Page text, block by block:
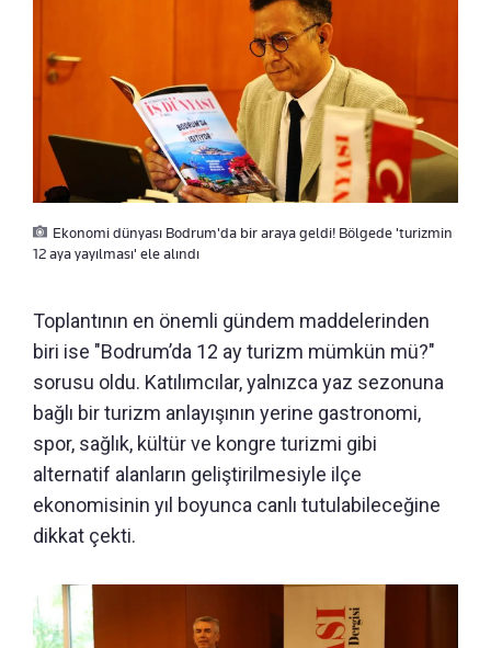
Ekonomi dünyası Bodrum'da bir araya geldi! Bölgede 'turizmin
12 aya yayılması' ele alındı
Toplantının en önemli gündem maddelerinden
biri ise "Bodrum’da 12 ay turizm mümkün mü?"
sorusu oldu. Katılımcılar, yalnızca yaz sezonuna
bağlı bir turizm anlayışının yerine gastronomi,
spor, sağlık, kültür ve kongre turizmi gibi
alternatif alanların geliştirilmesiyle ilçe
ekonomisinin yıl boyunca canlı tutulabileceğine
dikkat çekti.